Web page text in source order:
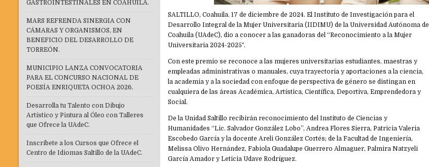
SALTILLO, Coahuila. 17 de diciembre de 2024. El Instituto de Investigación para el
Desarrollo Integral de la Mujer Universitaria (IIDIMU) de la Universidad Autónoma de
Coahuila (UAdeC), dio a conocer a las ganadoras del “Reconocimiento a la Mujer
Universitaria 2024-2025″.
Con este premio se reconoce a las mujeres universitarias estudiantes, maestras y
empleadas administrativas o manuales, cuya trayectoria y aportaciones a la ciencia,
la academia y a la sociedad con enfoque de perspectiva de género se distingan en
cualquiera de las áreas Académica, Artística, Científica, Deportiva, Emprendedora y
Social.
De la Unidad Saltillo recibirán reconocimiento del Instituto de Ciencias y
Humanidades “Lic. Salvador González Lobo”, Andrea Flores Sierra, Patricia Valeria
Escobedo García y la docente Areli González Cortés; de la Facultad de Ingeniería,
Melissa Olivo Hernández, Fabiola Guadalupe Guerrero Almaguer, Palmira Natzyeli
García Amador y Leticia Udave Rodríguez.
GASTROINTESTINALES EN COAHUILA.
MARS REFRENDA SINERGIA CON
CÁMARAS Y ORGANISMOS, EN
BENEFICIO DEL DESARROLLO DE
TORREÓN.
MUNICIPIO LANZA CONVOCATORIA
PARA EL CONCURSO NACIONAL DE
POESÍA ENRIQUETA OCHOA 2026.
Desarrolla tu Talento con Dibujo
Artístico y Pintura al Óleo con Talleres
que Ofrece la UAdeC.
Inscríbete a los Cursos que Ofrece el
Centro de Idiomas Saltillo de la UAdeC.